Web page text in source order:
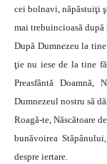
cei bolnavi, năpăstuiţi
mai trebuincioasă după
După Dumnezeu la
ţie nu iese de la tine
Preasfântă Doamnă,
Dumnezeul nostru să
Roagă-te, Născătoare
bunăvoirea
despre iertare.